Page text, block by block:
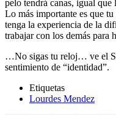
pelo tendrá canas, igual que
Lo más importante es que
tenga la experiencia de la
trabajar con los demás para
…No sigas tu reloj… ve el
sentimiento de “identidad”.
Etiquetas
Lourdes Mendez